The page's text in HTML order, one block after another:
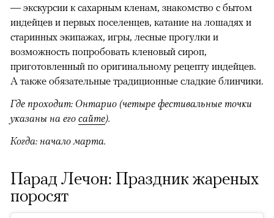
— экскурсии к сахарным кленам, знакомство с бытом
индейцев и первых поселенцев, катание на лошадях и
старинных экипажах, игры, лесные прогулки и
возможность попробовать кленовый сироп,
приготовленный по оригинальному рецепту индейцев.
А также обязательные традиционные сладкие блинчики.
Где проходит: Онтарио (четыре фестивальные точки
указаны на его сайте).
Когда: начало марта.
Парад Лечон: Праздник жареных
поросят